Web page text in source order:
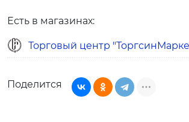
Есть в магазинах:
Торговый центр
Поделится